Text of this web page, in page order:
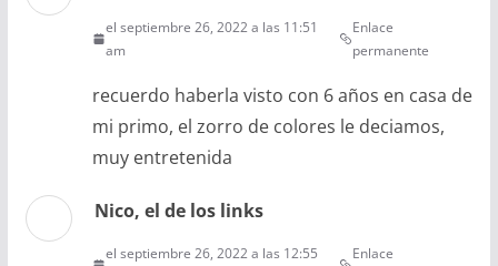
el septiembre 26, 2022 a las 11:51
am
Enlace
permanente
recuerdo haberla visto con 6 años en casa de
mi primo, el zorro de colores le deciamos,
muy entretenida
Nico, el de los links
el septiembre 26, 2022 a las 12:55
Enlace